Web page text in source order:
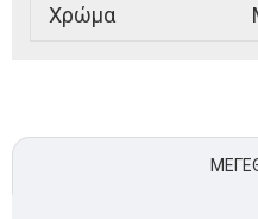
Χρώμα